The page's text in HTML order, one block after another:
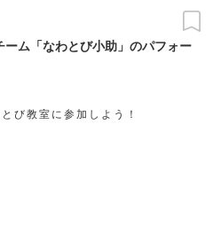
ム「なわとび小助」のパフォー
び教室に参加しよう！